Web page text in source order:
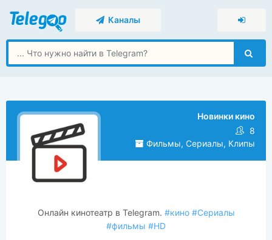
Каналы
Новинки кино
8
Фильмы, Сериалы, Клипы
Онлайн кинотеатр в Telegram. #кино #Сериалы
#фильмы #HD